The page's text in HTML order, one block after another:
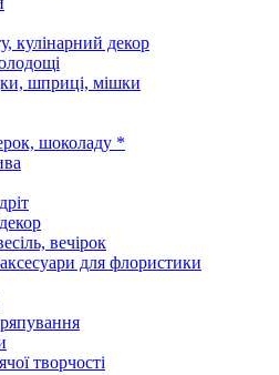
кулінарний декор
шприці, мішки
шоколаду *
вечірок
для флористики
творчості